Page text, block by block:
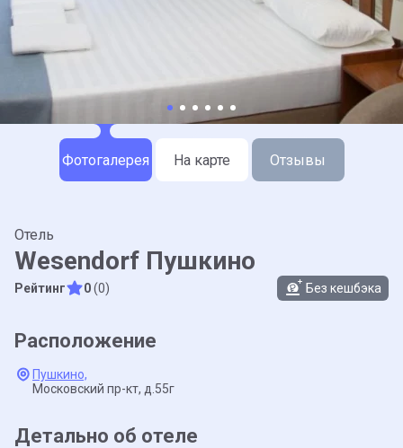
Отель
Wesendorf Пушкино
Рейтинг 0(0) Без кешбэка
Фотогалерея На карте Отзывы
Детально об отеле
Расположение
Пушкино,
Московский пр-кт, д.55г